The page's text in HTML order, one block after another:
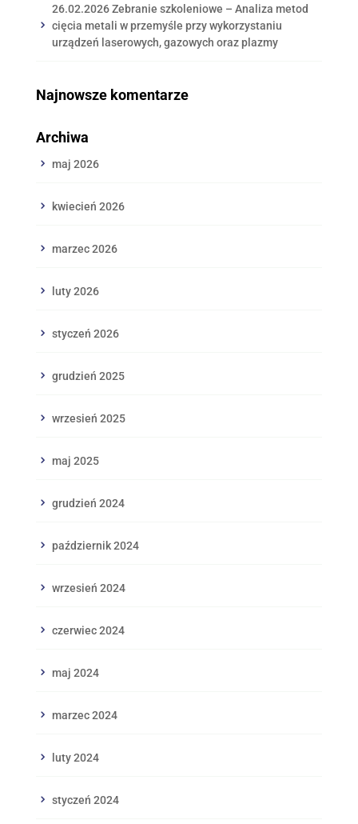
26.02.2026 Zebranie szkoleniowe – Analiza metod
cięcia metali w przemyśle przy wykorzystaniu
urządzeń laserowych, gazowych oraz plazmy
Najnowsze komentarze
Archiwa
maj 2026
kwiecień 2026
marzec 2026
luty 2026
styczeń 2026
grudzień 2025
wrzesień 2025
maj 2025
grudzień 2024
październik 2024
wrzesień 2024
czerwiec 2024
maj 2024
marzec 2024
luty 2024
styczeń 2024